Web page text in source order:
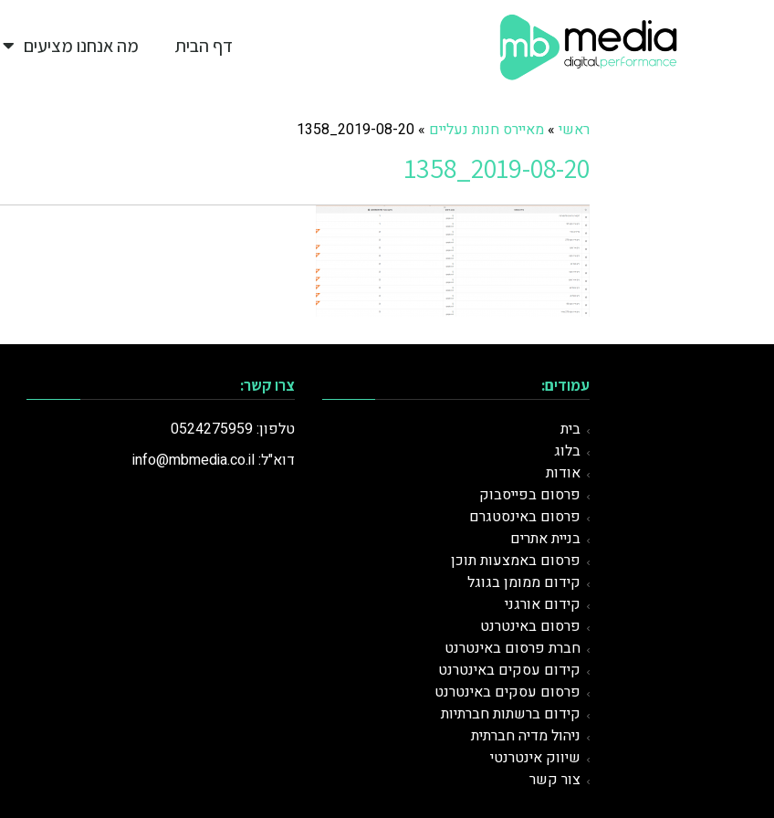
דף הבית מה אנחנו מציעים
ראשי » מאיירס חנות נעליים »
2019-08-20_1358
2019-08-20_1358
עמודים:
בית
בלוג
אודות
פרסום בפייסבוק
פרסום באינסטגרם
בניית אתרים
פרסום באמצעות תוכן
קידום ממומן בגוגל
קידום אורגני
פרסום באינטרנט
חברת פרסום באינטרנט
קידום עסקים באינטרנט
פרסום עסקים באינטרנט
קידום ברשתות חברתיות
ניהול מדיה חברתית
שיווק אינטרנטי
צור קשר
צרו קשר:
טלפון: 0524275959
דוא"ל: info@mbmedia.co.il